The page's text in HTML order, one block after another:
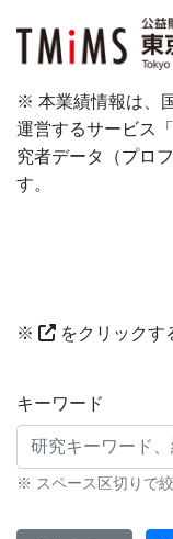
※ 本業績情報は、
運営するサービス
究者データ（プロ
す。
※ をクリックす
研究業績に
キーワード
※ スペース区切りで